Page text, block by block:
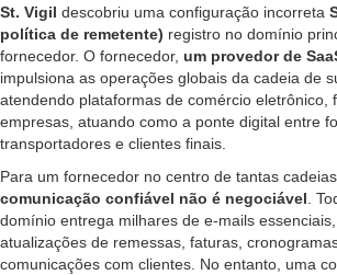
St. Vigil descobriu uma configuração incorreta
política de remetente) registro no domínio
fornecedor. O fornecedor, um provedor de
impulsiona as operações globais da cadeia de
atendendo plataformas de comércio eletrônico,
empresas, atuando como a ponte digital entre
transportadores e clientes finais.
Para um fornecedor no centro de tantas
comunicação confiável não é negociável .
domínio entrega milhares de e-mails
atualizações de remessas, faturas,
comunicações com clientes. No entanto, uma